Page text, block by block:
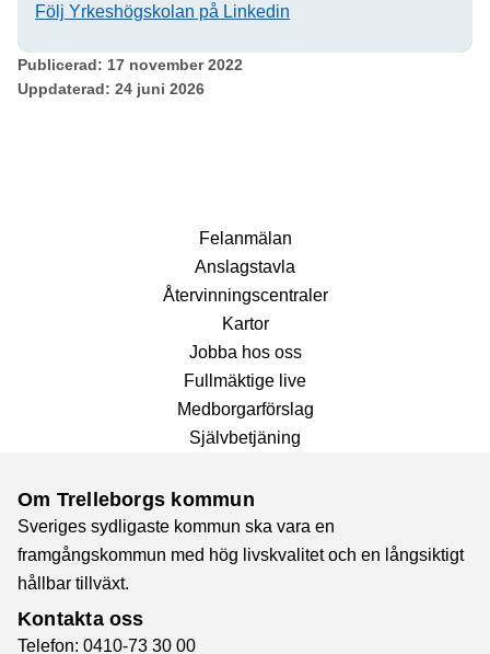
Följ Yrkeshögskolan på Linkedin
Publicerad: 17 november 2022
Uppdaterad: 24 juni 2026
Fel­anmälan
Anslags­tavla
Återvinnings­centraler
Kartor
Jobba hos oss
Fullmäktige live
Medborgarförslag
Självbetjäning
Om Trelleborgs kommun
Sveriges sydligaste kommun ska vara en
framgångskommun med hög livskvalitet och en långsiktigt
hållbar tillväxt.
Kontakta oss
Telefon: 0410-73 30 00